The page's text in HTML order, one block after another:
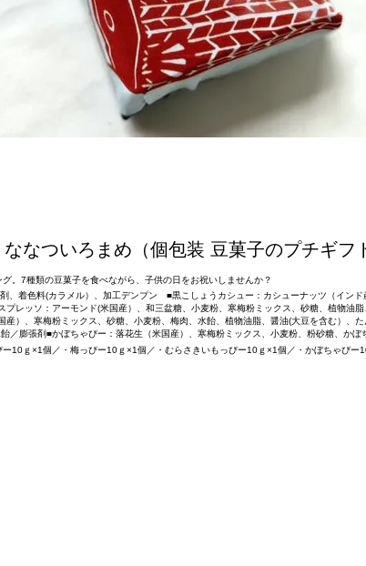
ななついろまめ（個包装 豆菓子のプチギ
。7種類の豆菓子を食べながら、子供の日をお祝いしませんか？
着色料(カラメル）、加工デンプン ■黒こしょうカシュー：カシューナッツ（イン
レッソ：アーモンド(米国産）、和三盆糖、小麦粉、寒梅粉ミックス、砂糖、植物油
）、寒梅粉ミックス、砂糖、小麦粉、梅肉、水飴、植物油脂、醤油(大豆を含む）
膨張剤■かぼちゃぴー：落花生（米国産）、寒梅粉ミックス、小麦粉、粉砂糖、かぼ
10ｇ×1個／・梅っぴー10ｇ×1個／・むらさきいもっぴー10ｇ×1個／・かぼちゃぴー